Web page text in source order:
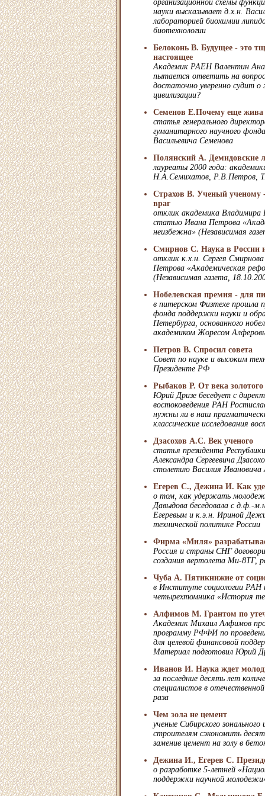
организационной схемы
науки высказывает д.х.н.
лабораторией биохимии
биотехнологии
Белоконь В. Будущее - это
настоящее
Академик РАЕН Валентин
пытается ответить на
достаточно уверенно судит о
цивилизации?
Семенов Е.Почему еще жива
статья генерального
гуманитарного научного
Васильевича Семенова
Полянский А. Демидовские
лауреаты 2000 года:
Н.А.Семихатов, Р.В.Петров,
Страхов В. Ученый ученому
враг
отклик академика Владимира
статью Ивана Петрова
неизбежна» (Независимая
Смирнов С. Наука в России
отклик к.х.н. Сергея
Петрова «Академическая
(Независимая газета,
Нобелевская премия - для
в питерском Физтехе прошла
фонда поддержки науки и
Петербурга, основанного
академиком Жоресом
Петров В. Спросил совета
Совет по науке и высоким
Президенте РФ
Рыбаков Р. От века
Юрий Дризе беседует с
востоковедения РАН
нужны ли в наш
классические исследования
Дзасохов А.С. Век ученого
статья президента
Александра Сергеевича
столетию Василия Ивановича
Егерев С., Дежина И. Как
о том, как удержать
Давыдова беседовала с д.ф.-
Егеревым и к.э.н. Ириной
технической политике России
Фирма «Миля»
Россия и страны СНГ
создания вертолета Ми-8ТГ,
Чуба А. Пятикнижие от
в Институте социологии РАН
четырехтомника «История
Алфимов М. Грантом по
Академик Михаил Алфимов
программу РФФИ по
для целевой финансовой
Материал подготовил Юрий
Иванов И. Наука ждет
за последние десять лет
специалистов в
раза
Чем зола не цемент
ученые Сибирского
строителям сэкономить
заменив цемент на золу в
Дежина И., Егерев С.
о разработке 5-летней
поддержки научной